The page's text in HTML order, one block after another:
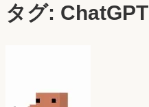
ゴ
リ
タグ: ChatGPT